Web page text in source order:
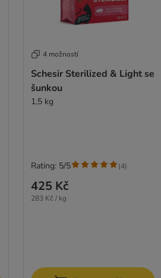
4 možností
Schesir Sterilized & Light se
šunkou
1,5 kg
425 Kč
283 Kč / kg
Rating: 5/5 (4)